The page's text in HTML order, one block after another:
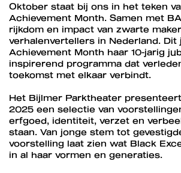
Oktober staat bij ons in het teken
Achievement Month. Samen met
rijkdom en impact van zwarte
verhalenvertellers in Nederland. Dit
Achievement Month haar 10-jarig
inspirerend programma dat
toekomst met elkaar verbindt.
Het Bijlmer Parktheater
2025 een selectie van
erfgoed, identiteit, verzet en
staan. Van jonge stem tot
voorstelling laat zien wat Black
in al haar vormen en generaties.